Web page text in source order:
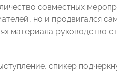
совместных
но и продвигался
материала руководство
спикер